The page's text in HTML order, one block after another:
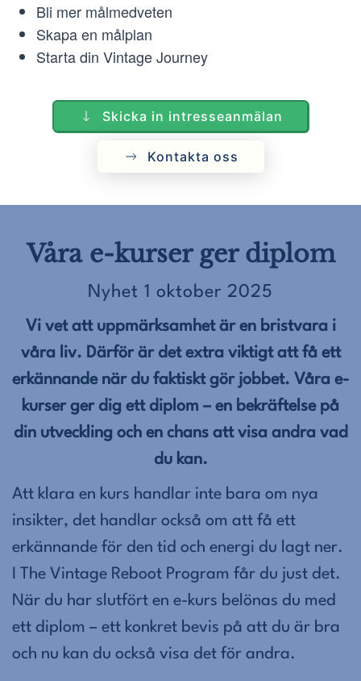
Bli mer målmedveten
Skapa en målplan
Starta din Vintage Journey
Skicka in intresseanmälan
Kontakta oss
Våra e-kurser ger diplom
Nyhet 1 oktober 2025
Vi vet att uppmärksamhet är en bristvara i
våra liv. Därför är det extra viktigt att få ett
erkännande när du faktiskt gör jobbet. Våra e-
kurser ger dig ett diplom – en bekräftelse på
din utveckling och en chans att visa andra vad
du kan.
Att klara en kurs handlar inte bara om nya
insikter, det handlar också om att få ett
erkännande för den tid och energi du lagt ner.
I The Vintage Reboot Program får du just det.
När du har slutfört en e-kurs belönas du med
ett diplom – ett konkret bevis på att du är bra
och nu kan du också visa det för andra.